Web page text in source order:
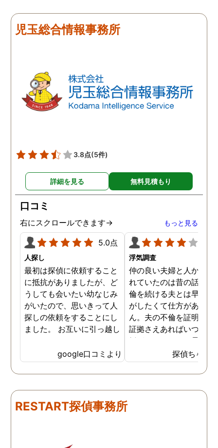
児玉総合情報事務所
3.8点(5件)
詳細を見る 無料見積もり
口コミ
右にスクロールできます→ もっと見る
5.0点
人探し
最初は探偵に依頼すること
に抵抗がありましたが、ど
うしても会いたい幼なじみ
がいたので、思いきって人
探しの依頼をすることにし
ました。 お互いに引っ越し
いる情報も少なかったの
で、難しいかなと思ってい
たのですが、見事に探して
ました。うれしくてお互い
に涙の再会でした。 対応し
玉総合情報事務所さんに依
google口コミより
浮気調査
仲の良い夫婦と人から言
れていたのは昔の話で、
倫を続ける夫とは早く離
がしたくて仕方がありま
ん。夫の不倫を証明でき
証拠さえあればいつでも
婚ができるのにと愚痴を
ぼしていると、姉が探偵
不倫の証拠集めを依頼し
くれました。探偵事務所
にも関わらず、相談員の
探偵ちゃん
RESTART探偵事務所